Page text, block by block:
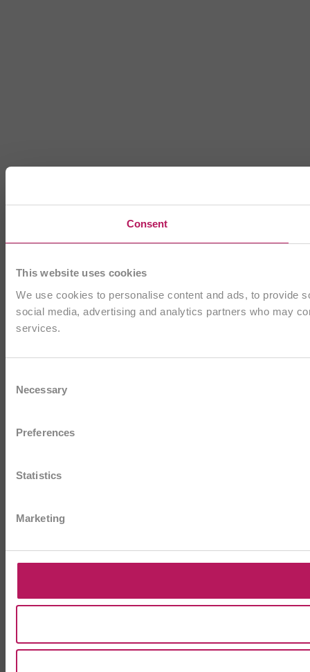
Consent
This website uses cookies
We use cookies to personalise content and ads, to provide
social media, advertising and analytics partners who may
services.
Selection
Necessary
Preferences
Statistics
Marketing